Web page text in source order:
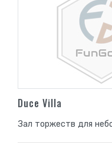
Duce Villa
Зал торжеств для